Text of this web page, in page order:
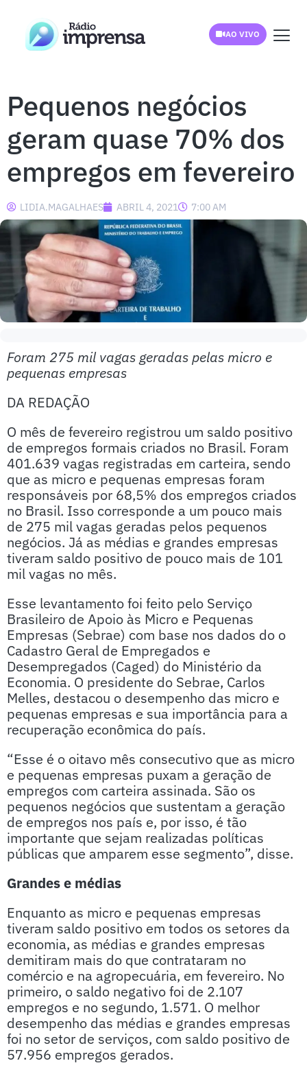
AO VIVO
Pequenos negócios
geram quase 70% dos
empregos em fevereiro
LIDIA.MAGALHAES ABRIL 4, 2021 7:00 AM
Foram 275 mil vagas geradas pelas micro e
pequenas empresas
DA REDAÇÃO
O mês de fevereiro registrou um saldo positivo
de empregos formais criados no Brasil. Foram
401.639 vagas registradas em carteira, sendo
que as micro e pequenas empresas foram
responsáveis por 68,5% dos empregos criados
no Brasil. Isso corresponde a um pouco mais
de 275 mil vagas geradas pelos pequenos
negócios. Já as médias e grandes empresas
tiveram saldo positivo de pouco mais de 101
mil vagas no mês.
Esse levantamento foi feito pelo Serviço
Brasileiro de Apoio às Micro e Pequenas
Empresas (Sebrae) com base nos dados do o
Cadastro Geral de Empregados e
Desempregados (Caged) do Ministério da
Economia. O presidente do Sebrae, Carlos
Melles, destacou o desempenho das micro e
pequenas empresas e sua importância para a
recuperação econômica do país.
“Esse é o oitavo mês consecutivo que as micro
e pequenas empresas puxam a geração de
empregos com carteira assinada. São os
pequenos negócios que sustentam a geração
de empregos nos país e, por isso, é tão
importante que sejam realizadas políticas
públicas que amparem esse segmento”, disse.
Grandes e médias
Enquanto as micro e pequenas empresas
tiveram saldo positivo em todos os setores da
economia, as médias e grandes empresas
demitiram mais do que contrataram no
comércio e na agropecuária, em fevereiro. No
primeiro, o saldo negativo foi de 2.107
empregos e no segundo, 1.571. O melhor
desempenho das médias e grandes empresas
foi no setor de serviços, com saldo positivo de
57.956 empregos gerados.